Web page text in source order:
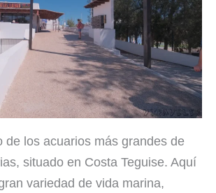
de los acuarios más grandes de
situado en Costa Teguise. Aquí
variedad de vida marina,